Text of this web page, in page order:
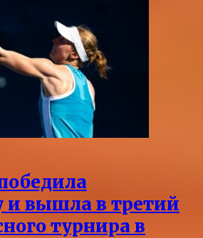
и вышла в третий
турнира в